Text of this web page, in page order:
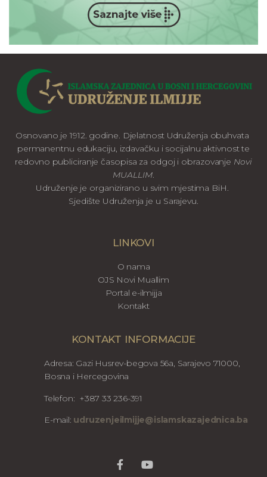
Osnovano je 1912. godine. Djelatnost Udruženja obuhvata
permanentnu edukaciju, izdavačku i socijalnu aktivnost te
redovno publiciranje časopisa za odgoj i obrazovanje Novi
MUALLIM.
Udruženje je organizirano u svim mjestima BiH.
Sjedište Udruženja je u Sarajevu.
LINKOVI
O nama
OJS Novi Muallim
Portal e-ilmijja
Kontakt
KONTAKT INFORMACIJE
Adresa: Gazi Husrev-begova 56a, Sarajevo 71000,
Bosna i Hercegovina
Telefon: +387 33 236-391
E-mail: udruzenjeilmijje@islamskazajednica.ba